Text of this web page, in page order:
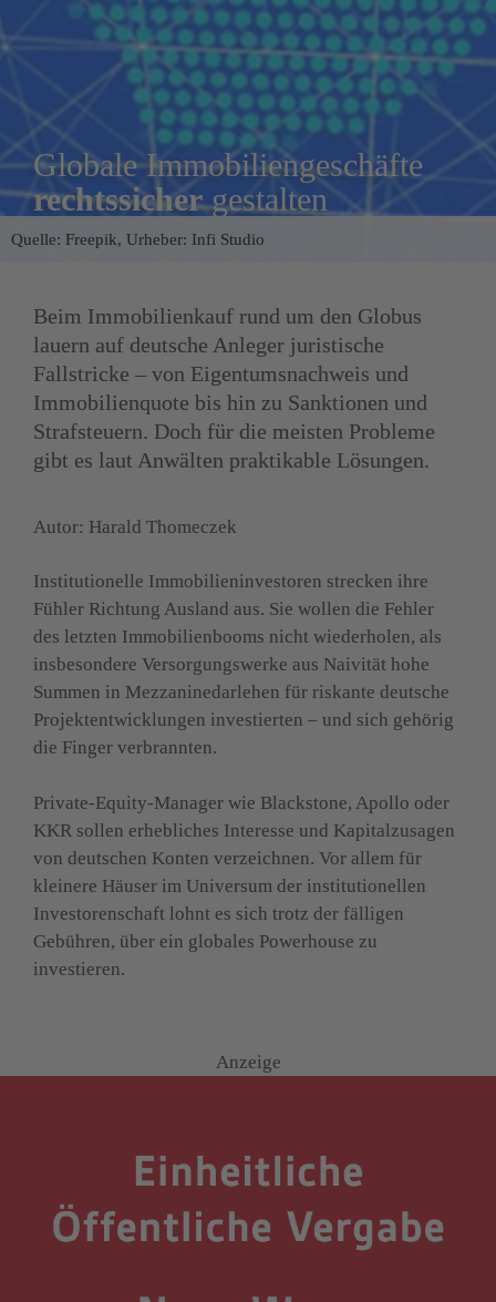
rechtssicher gestalten
Quelle: Freepik, Urheber: Infi Studio
Beim Immobilienkauf rund um den Globus
lauern auf deutsche Anleger juristische
Fallstricke – von Eigentumsnachweis und
Immobilienquote bis hin zu Sanktionen und
Strafsteuern. Doch für die meisten Probleme
gibt es laut Anwälten praktikable Lösungen.
Autor: Harald Thomeczek
Institutionelle Immobilieninvestoren strecken ihre
Fühler Richtung Ausland aus. Sie wollen die Fehler
des letzten Immobilienbooms nicht wiederholen, als
insbesondere Versorgungswerke aus Naivität hohe
Summen in Mezzaninedarlehen für riskante deutsche
Projektentwicklungen investierten – und sich gehörig
die Finger verbrannten.
Private-Equity-Manager wie Blackstone, Apollo oder
KKR sollen erhebliches Interesse und Kapitalzusagen
von deutschen Konten verzeichnen. Vor allem für
kleinere Häuser im Universum der institutionellen
Investorenschaft lohnt es sich trotz der fälligen
Gebühren, über ein globales Powerhouse zu
investieren.
Anzeige